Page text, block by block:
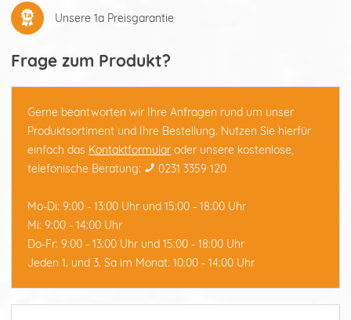
Unsere 1a Preisgarantie
Frage zum Produkt?
Gerne beantworten wir Ihre Anfragen rund um unser
Produktsortiment und Ihre Bestellung. Nutzen Sie hierfür
einfach das Kontaktformular oder unsere kostenlose,
telefonische Beratung:
0231 3359 120
Mo-Di: 9:00 - 13:00 Uhr und 15:00 - 18:00 Uhr
Mi: 9:00 - 14:00 Uhr
Do-Fr: 9:00 - 13:00 Uhr und 15:00 - 18:00 Uhr
Jeden 1. und 3. Sa im Monat: 10:00 - 14:00 Uhr